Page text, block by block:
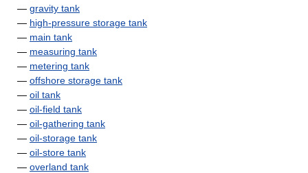
— gravity tank
— high-pressure storage tank
— main tank
— measuring tank
— metering tank
— offshore storage tank
— oil tank
— oil-field tank
— oil-gathering tank
— oil-storage tank
— oil-store tank
— overland tank